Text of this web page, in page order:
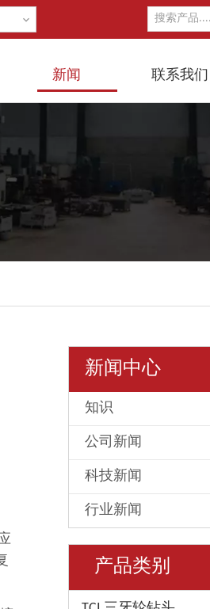
新闻 联系我们
新闻中心
知识
公司新闻
科技新闻
行业新闻
产品类别